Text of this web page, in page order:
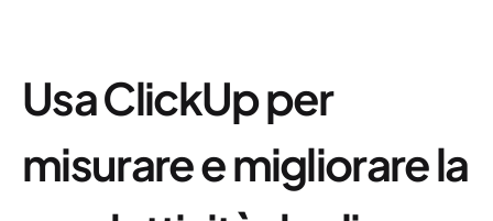
Usa ClickUp per
misurare e migliorare la